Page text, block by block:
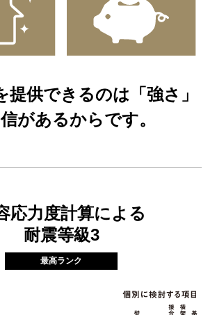
提供できるのは「強さ」
があるからです。
応力度計算による
耐震等級3
最高ランク